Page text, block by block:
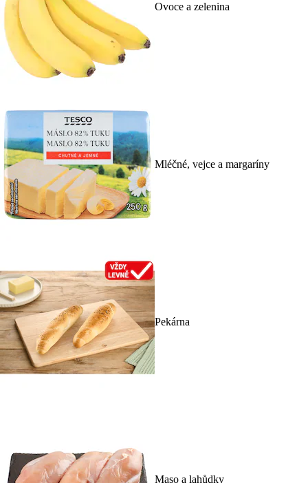
Ovoce a zelenina
Mléčné, vejce a margaríny
Pekárna
Maso a lahůdky